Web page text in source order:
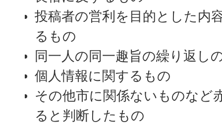
投稿者の営利を目的とした内
るもの
同一人の同一趣旨の繰り返し
個人情報に関するもの
その他市に関係ないものなど
ると判断したもの